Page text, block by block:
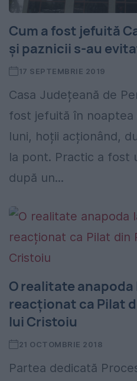
Cum a fost jefuită
și paznicii s-au
17 SEPTEMBRIE 2019
Casa Județeană de
fost jefuită în noaptea
luni, hoții acționând,
la pont. Practic a fost
după un...
O realitate anapoda
reacționat ca Pilat
lui Cristoiu
21 OCTOMBRIE 2018
Partea dedicată